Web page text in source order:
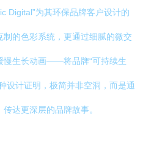
Digital”为其环保品牌客户设计的
的色彩系统，更通过细腻的微交
生长动画——将品牌“可持续生
设计证明，极简并非空洞，而是通
达更深层的品牌故事。